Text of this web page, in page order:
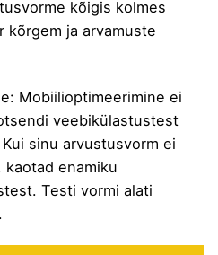
kõigis kolmes
kõrgem ja arvamuste
Mobiilioptimeerimine ei
veebikülastustest
sinu arvustusvorm ei
enamiku
Testi vormi alati